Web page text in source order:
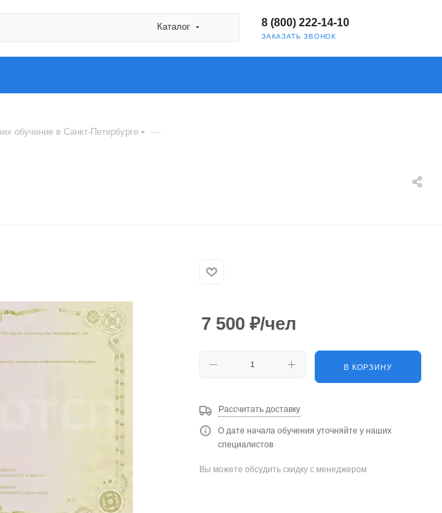
Каталог 8 (800) 222-14-10
ЗАКАЗАТЬ ЗВОНОК
обучение в Санкт-Петербурге —
7 500 ₽/чел
В КОРЗИНУ
Рассчитать доставку
О дате начала обучения уточняйте у наших
специалистов
Вы можете обсудить скидку с менеджером